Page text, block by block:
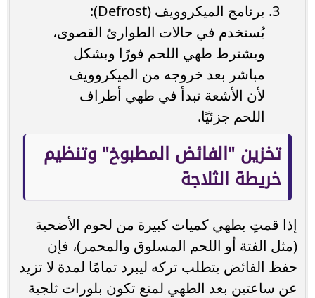
برنامج الميكروويف (Defrost):
يُستخدم في حالات الطوارئ القصوى،
ويشترط طهي اللحم فورًا وبشكل
مباشر بعد خروجه من الميكروويف
لأن الأشعة تبدأ في طهي أطراف
اللحم جزئيًا.
تخزين "الفائض المطبوخ" وتنظيم
خريطة الثلاجة
إذا قمتِ بطهي كميات كبيرة من لحوم الأضحية
(مثل الفتة أو اللحم المسلوق والمحمر)، فإن
حفظ الفائض يتطلب تركه ليبرد تمامًا لمدة لا تزيد
عن ساعتين بعد الطهي لمنع تكون بلورات ثلجية